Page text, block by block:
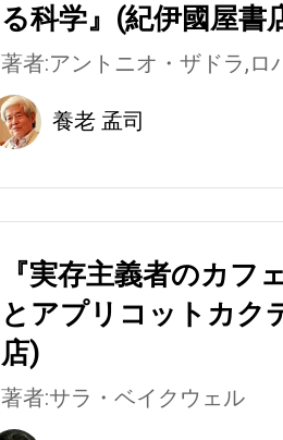
る科学』(紀伊國屋書
著者:アントニオ・ザドラ,
養老 孟司
『実存主義者のカ
とアプリコットカク
店)
著者:サラ・ベイクウェル